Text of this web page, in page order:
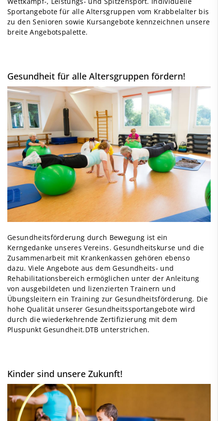
Sportangebote für alle Altersgruppen vom Krabbelalter bis
zu den Senioren sowie Kursangebote kennzeichnen unsere
breite Angebotspalette.
Gesundheit für alle Altersgruppen fördern!
Gesundheitsförderung durch Bewegung ist ein
Kerngedanke unseres Vereins. Gesundheitskurse und die
Zusammenarbeit mit Krankenkassen gehören ebenso
dazu. Viele Angebote aus dem Gesundheits- und
Rehabilitationsbereich ermöglichen unter der Anleitung
von ausgebildeten und lizenzierten Trainern und
Übungsleitern ein Training zur Gesundheitsförde­rung. Die
hohe Qualität unserer Gesundheitssportangebote wird
durch die wiederkehrende Zertifizierung mit dem
Pluspunkt Gesundheit.DTB unterstrichen.
Kinder sind unsere Zukunft!